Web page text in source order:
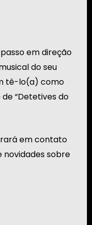
em direção
do seu
tê-lo(a) como
“Detetives do
em contato
novidades sobre